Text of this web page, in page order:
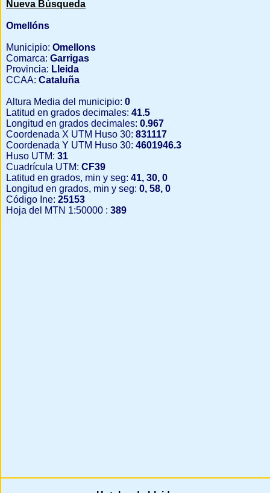
Nueva Búsqueda
Omellóns
Municipio: Omellons
Comarca: Garrigas
Provincia: Lleida
CCAA: Cataluña
Altura Media del municipio: 0
Latitud en grados decimales: 41.5
Longitud en grados decimales: 0.967
Coordenada X UTM Huso 30: 831117
Coordenada Y UTM Huso 30: 4601946.3
Huso UTM: 31
Cuadrícula UTM: CF39
Latitud en grados, min y seg: 41, 30, 0
Longitud en grados, min y seg: 0, 58, 0
Código Ine: 25153
Hoja del MTN 1:50000 : 389